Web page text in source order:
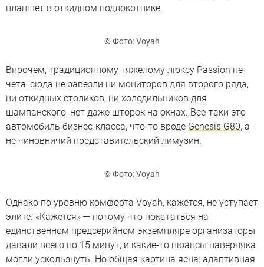
планшет в откидном подлокотнике.
© Фото: Voyah
Впрочем, традиционному тяжелому люксу Passion не
чета: сюда не завезли ни мониторов для второго ряда,
ни откидных столиков, ни холодильников для
шампанского, нет даже шторок на окнах. Все-таки это
автомобиль бизнес-класса, что-то вроде Genesis G80, а
не чиновничий представительский лимузин.
© Фото: Voyah
Однако по уровню комфорта Voyah, кажется, не уступает
элите. «Кажется» — потому что покататься на
единственном предсерийном экземпляре организаторы
давали всего по 15 минут, и какие-то нюансы наверняка
могли ускользнуть. Но общая картина ясна: адаптивная